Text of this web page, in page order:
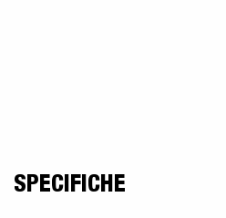
SPECIFICHE